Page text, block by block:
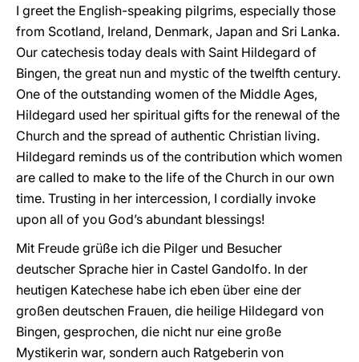
I greet the English-speaking pilgrims, especially those
from Scotland, Ireland, Denmark, Japan and Sri Lanka.
Our catechesis today deals with Saint Hildegard of
Bingen, the great nun and mystic of the twelfth century.
One of the outstanding women of the Middle Ages,
Hildegard used her spiritual gifts for the renewal of the
Church and the spread of authentic Christian living.
Hildegard reminds us of the contribution which women
are called to make to the life of the Church in our own
time. Trusting in her intercession, I cordially invoke
upon all of you God’s abundant blessings!
Mit Freude grüße ich die Pilger und Besucher
deutscher Sprache hier in Castel Gandolfo. In der
heutigen Katechese habe ich eben über eine der
großen deutschen Frauen, die heilige Hildegard von
Bingen, gesprochen, die nicht nur eine große
Mystikerin war, sondern auch Ratgeberin von